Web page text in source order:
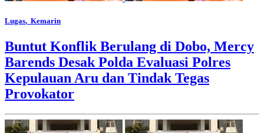
Lugas, Kemarin
Buntut Konflik Berulang di Dobo, Mercy
Barends Desak Polda Evaluasi Polres
Kepulauan Aru dan Tindak Tegas
Provokator